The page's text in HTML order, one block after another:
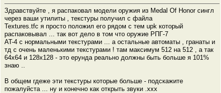
Здравствуйте , я распаковал модели оружия из Medal Of Honor сингл
через ваши утилиты , текстуры получил с файла
Textures.tfc я просто положил его рядом с тем upk который
распаковывал ... так вот дело в том что оружие РПГ-7
AT-4 с нормальными текстурами ... а остальные автоматы , гранаты и
тд с очень маленькими текстурами ! там максимум 512 на 512 , а так
64х64 и 128х128 - это ерунда реально должны быть больше я 101%
знаю ..
В общем гдеже эти текстуры которые больше - подскажите
пожалуйста ... ну и конечно как открыть звуки .ххх